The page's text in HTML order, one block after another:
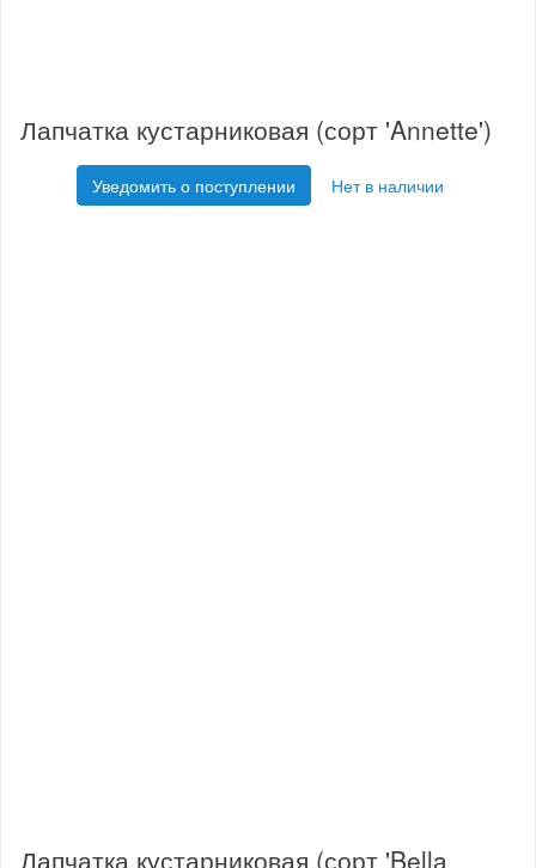
Лапчатка кустарниковая (сорт 'Annette')
Уведомить о поступлении Нет в наличии
Лапчатка кустарниковая (сорт 'Bella